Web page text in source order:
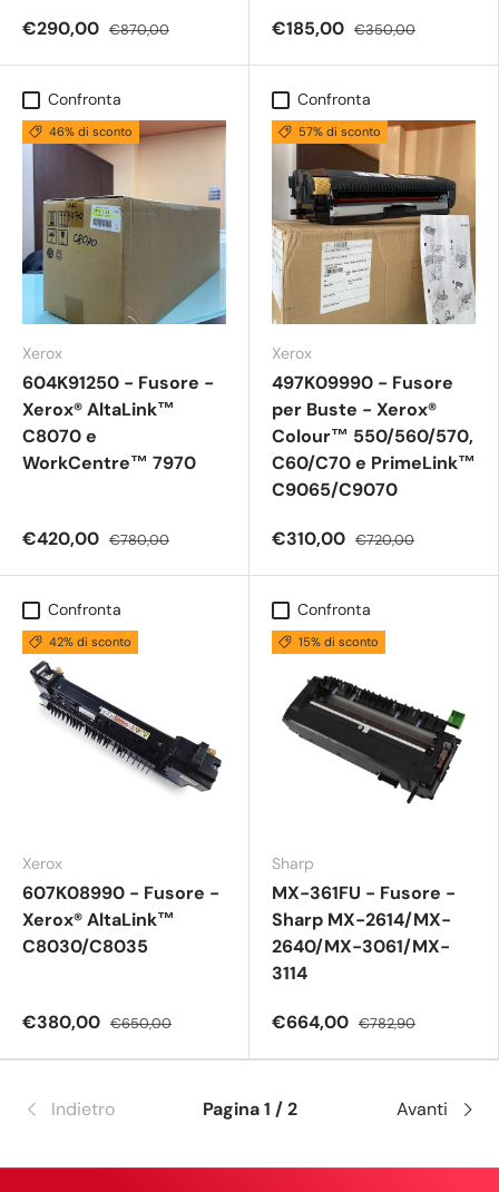
€290,00 €870,00 €185,00 €350,00
Confronta
46% di sconto
Xerox
604K91250 - Fusore -
Xerox® AltaLink™
C8070 e
WorkCentre™ 7970
€420,00 €780,00
Confronta
57% di sconto
Xerox
497K09990 - Fusore
per Buste - Xerox®
Colour™ 550/560/570,
C60/C70 e PrimeLink™
C9065/C9070
€310,00 €720,00
Confronta
42% di sconto
Xerox
607K08990 - Fusore -
Xerox® AltaLink™
C8030/C8035
€380,00 €650,00
Confronta
15% di sconto
Sharp
MX-361FU - Fusore -
Sharp MX-2614/MX-
2640/MX-3061/MX-
3114
€664,00 €782,90
Indietro Pagina 1 / 2 Avanti